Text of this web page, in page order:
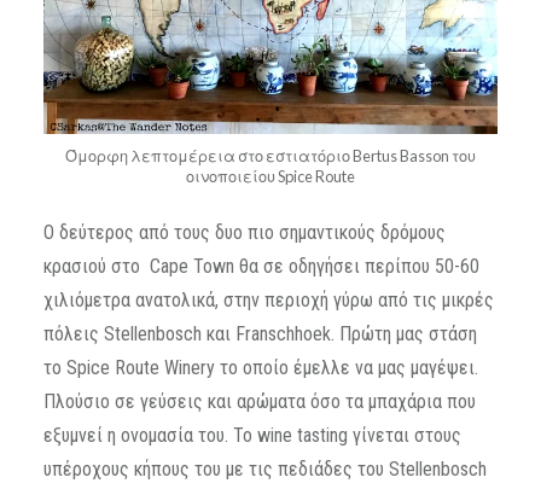
Όμορφη λεπτομέρεια στο εστιατόριο Bertus Basson του
οινοποιείου Spice Route
Ο δεύτερος από τους δυο πιο σημαντικούς δρόμους
κρασιού στο Cape Town θα σε οδηγήσει περίπου 50-60
χιλιόμετρα ανατολικά, στην περιοχή γύρω από τις μικρές
πόλεις Stellenbosch και Franschhoek. Πρώτη μας στάση
το Spice Route Winery το οποίο έμελλε να μας μαγέψει.
Πλούσιο σε γεύσεις και αρώματα όσο τα μπαχάρια που
εξυμνεί η ονομασία του. Το wine tasting γίνεται στους
υπέροχους κήπους του με τις πεδιάδες του Stellenbosch